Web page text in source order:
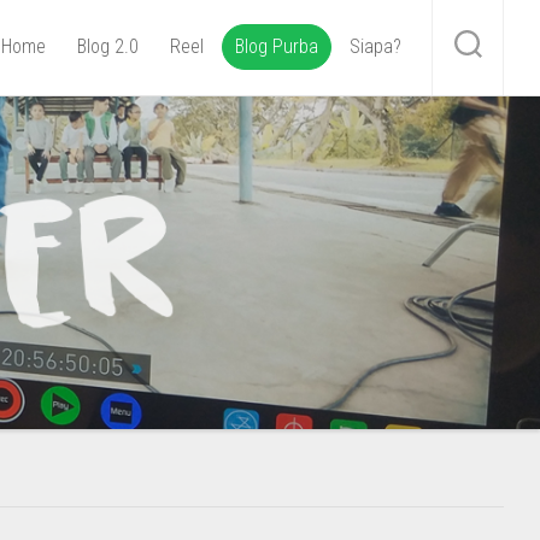
Home Blog 2.0 Reel Blog Purba Siapa?